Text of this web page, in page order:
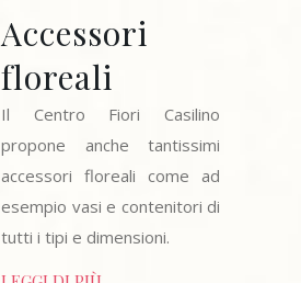
Accessori
floreali
Il Centro Fiori Casilino
propone anche tantissimi
accessori floreali come ad
esempio vasi e contenitori di
tutti i tipi e dimensioni.